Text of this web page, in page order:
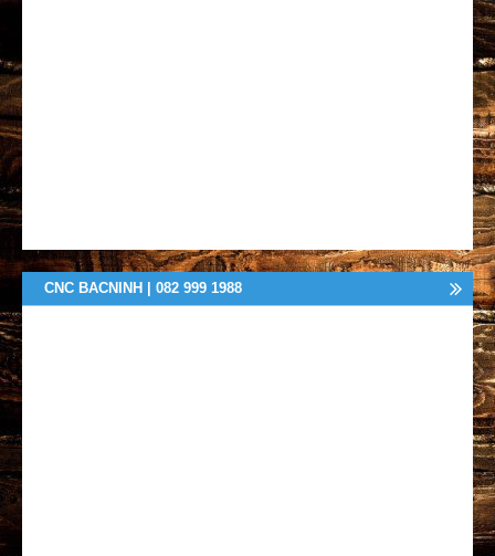
CNC BACNINH | 082 999 1988